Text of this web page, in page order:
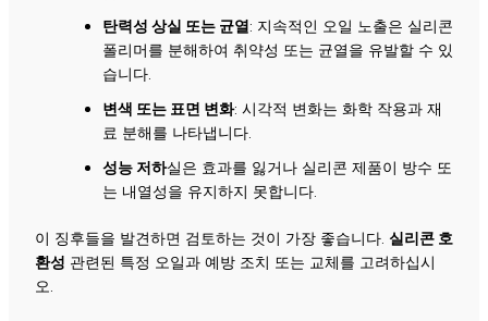
탄력성 상실 또는 균열: 지속적인 오일 노출은 실리콘
폴리머를 분해하여 취약성 또는 균열을 유발할 수 있
습니다.
변색 또는 표면 변화: 시각적 변화는 화학 작용과 재
료 분해를 나타냅니다.
성능 저하실은 효과를 잃거나 실리콘 제품이 방수 또
는 내열성을 유지하지 못합니다.
이 징후들을 발견하면 검토하는 것이 가장 좋습니다. 실리콘 호
환성 관련된 특정 오일과 예방 조치 또는 교체를 고려하십시
오.